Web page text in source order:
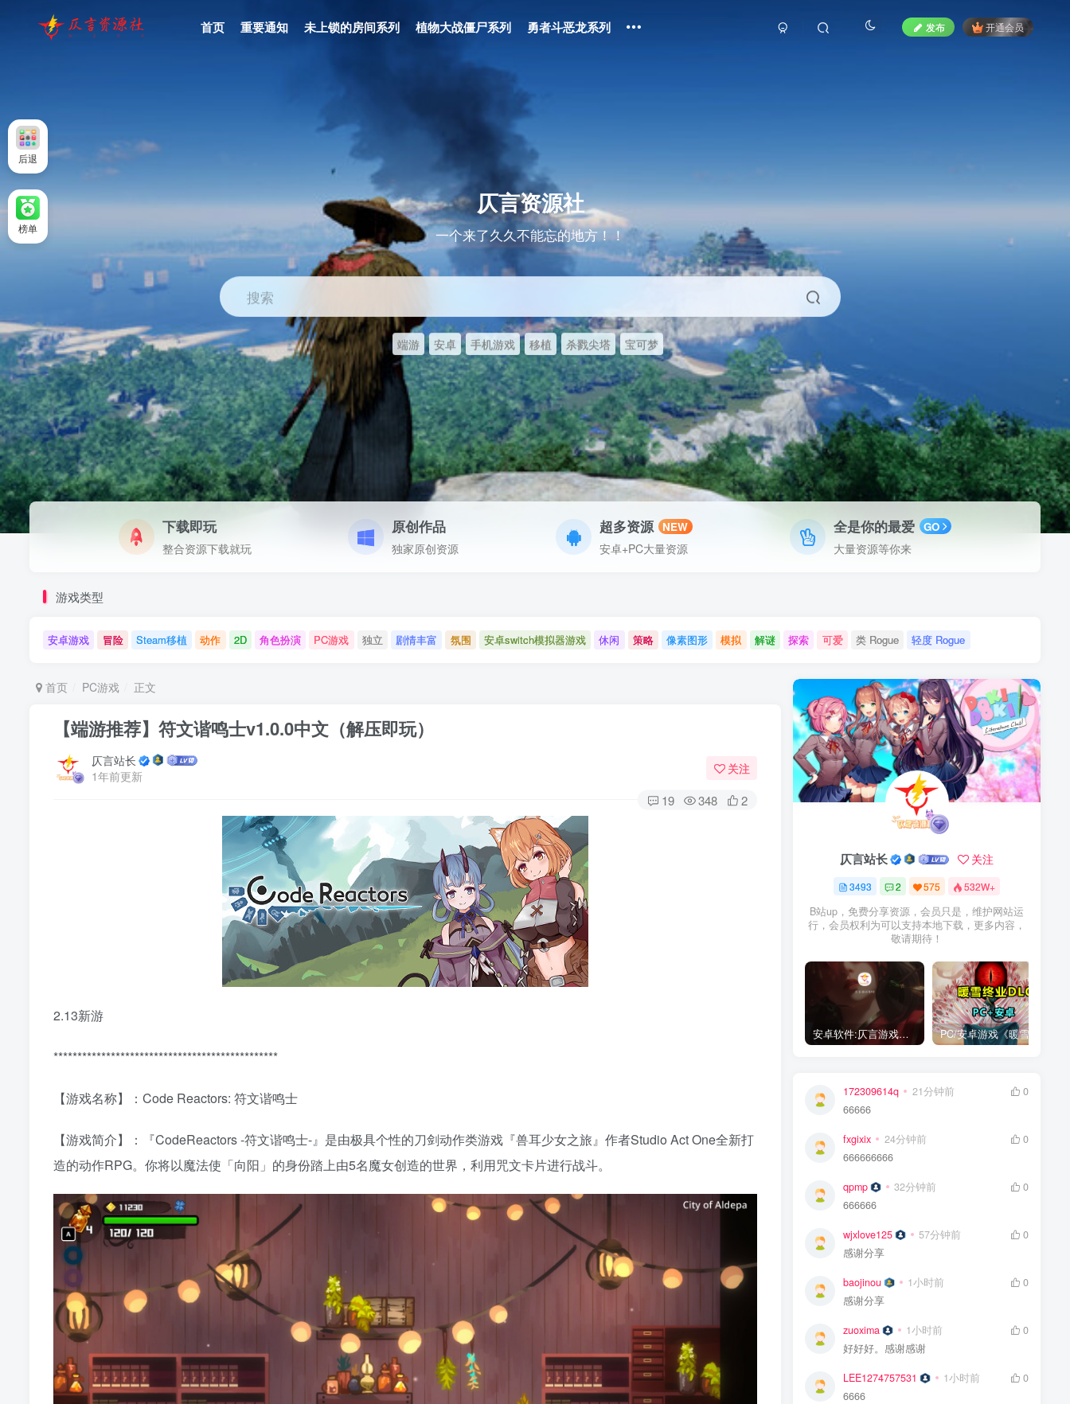
首页 重要通知 未上锁的房间系列 植物大战僵尸系列 勇者斗恶龙系列 发布 开通会员
仄言资源社
一个来了久久不能忘的地方！！
搜索
端游 安卓 手机游戏 移植 杀戮尖塔 宝可梦
下载即玩
整合资源下载就玩
原创作品
独家原创资源
超多资源 NEW
安卓+PC大量资源
全是你的最爱 GO
大量资源等你来
游戏类型
安卓游戏 冒险 Steam移植 动作 2D 角色扮演 PC游戏 独立 剧情丰富 氛围 安卓switch模拟器游戏 休闲 策略 像素图形 模拟 解谜 探索 可爱 类 Rogue 轻度 Rogue
首页 PC游戏 正文
【端游推荐】符文谐鸣士v1.0.0中文（解压即玩）
仄言站长
1年前更新
关注
19 348 2
2.13新游
***********************************************
【游戏名称】：Code Reactors: 符文谐鸣士
【游戏简介】：『CodeReactors -符文谐鸣士-』是由极具个性的刀剑动作类游戏『兽耳少女之旅』作者Studio Act One全新打
造的动作RPG。你将以魔法使「向阳」的身份踏上由5名魔女创造的世界，利用咒文卡片进行战斗。
仄言站长 关注
3493 2 575 532W+
B站up，免费分享资源，会员只是，维护网站运
行，会员权利为可以支持本地下载，更多内容，
敬请期待！
安卓软件:仄言游戏库4.0APP全新上架了！没有下的赶紧下载呀！
172309614q 21分钟前
0
66666
fxgixix 24分钟前
0
666666666
qpmp 32分钟前
0
666666
wjxlove125 57分钟前
0
感谢分享
baojinou 1小时前
0
感谢分享
zuoxima 1小时前
0
好好好。感谢感谢
LEE1274757531 1小时前
0
6666
后退
榜单